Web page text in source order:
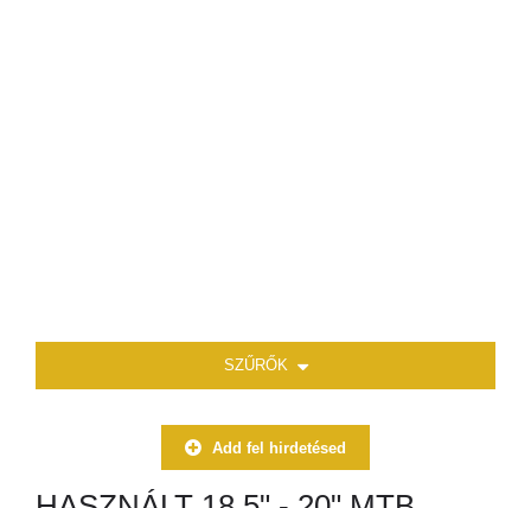
SZŰRŐK
Add fel hirdetésed